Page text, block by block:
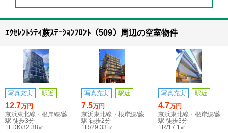
ｴｸｾﾚﾝﾄｼﾃｨ蕨ｽﾃｰｼｮﾝﾌﾛﾝﾄ（509）周辺の空室物件
写真充実 駅近
12.7万円
京浜東北線・根岸線/蕨
駅 徒歩3分
1LDK/32.38㎡
写真充実 駅近
7.5万円
京浜東北線・根岸線/蕨
駅 徒歩2分
1R/29.33㎡
写真充実 駅近
4.7万円
京浜東北線・根岸線/蕨
駅 徒歩3分
1R/17.1㎡